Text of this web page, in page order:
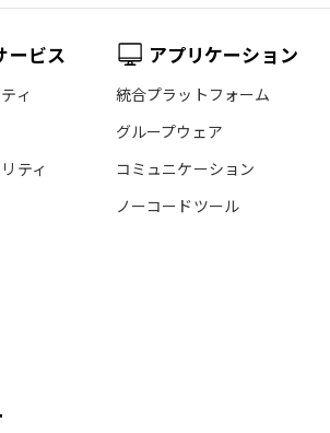
ービス
ィ
ティ
アプリケーション
統合プラットフォーム
グループウェア
コミュニケーション
ノーコードツール